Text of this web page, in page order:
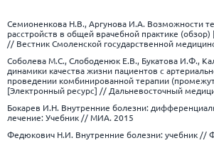
Семионенкова Н.В., Аргунова И.А. Возможности
расстройств в общей врачебной практике
// Вестник Смоленской государственной
Соболева М.С., Слободенюк Е.В., Букатова И.Ф.,
динамики качества жизни пациентов с
проведении комбинированной терапии
[Электронный ресурс] // Дальневосточный
Бокарев И.Н. Внутренние болезни:
лечение: Учебник // МИА. 2015
Федюкович Н.И. Внутренние болезни: учебник //